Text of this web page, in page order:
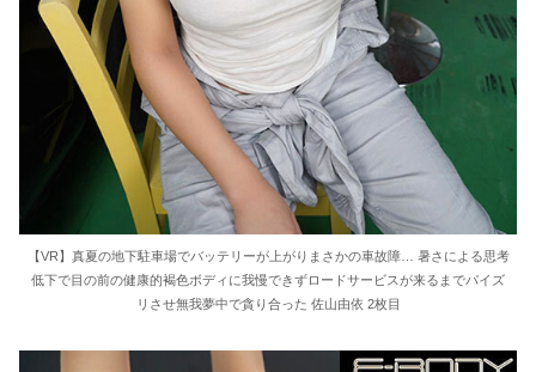
【VR】真夏の地下駐車場でバッテリーが上がりまさかの車故障… 暑さによる思考
低下で目の前の健康的褐色ボディに我慢できずロードサービスが来るまでパイズ
リさせ無我夢中で貪り合った 佐山由依 2枚目